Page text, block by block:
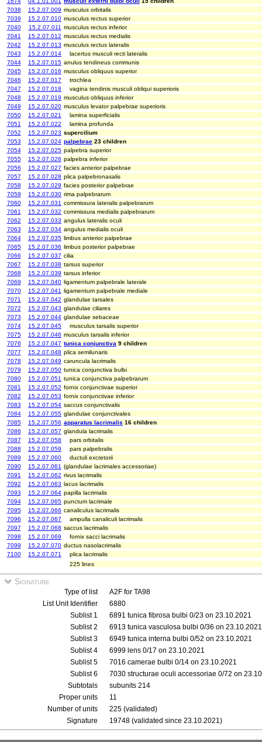
7038
15.2.07.009 musculus orbitalis
7039
15.2.07.010 musculus rectus superior
7040
15.2.07.011 musculus rectus inferior
7041
15.2.07.012 musculus rectus medialis
7042
15.2.07.013 musculus rectus lateralis
7043
15.2.07.014
lacertus musculi recti lateralis
7044
15.2.07.015 anulus tendineus communis
7045
15.2.07.016 musculus obliquus superior
7046
15.2.07.017
trochlea
7047
15.2.07.018
vagina tendinis musculi obliqui superioris
7048
15.2.07.019 musculus obliquus inferior
7049
15.2.07.020 musculus levator palpebrae superioris
7050
15.2.07.021
lamina superficialis
7051
15.2.07.022
lamina profunda
7052
15.2.07.023 supercilium
7053
15.2.07.024 palpebrae 23 children
7054
15.2.07.025 palpebra superior
7055
15.2.07.026 palpebra inferior
7056
15.2.07.027 facies anterior palpebrae
7057
15.2.07.028 plica palpebronasalis
7058
15.2.07.029 facies posterior palpebrae
7059
15.2.07.030 rima palpebrarum
7060
15.2.07.031 commissura lateralis palpebrarum
7061
15.2.07.032 commissura medialis palpebrarum
7062
15.2.07.033 angulus lateralis oculi
7063
15.2.07.034 angulus medialis oculi
7064
15.2.07.035 limbus anterior palpebrae
7065
15.2.07.036 limbus posterior palpebrae
7066
15.2.07.037 cilia
7067
15.2.07.038 tarsus superior
7068
15.2.07.039 tarsus inferior
7069
15.2.07.040 ligamentum palpebrale laterale
7070
15.2.07.041 ligamentum palpebrale mediale
7071
15.2.07.042 glandulae tarsales
7072
15.2.07.043 glandulae ciliares
7073
15.2.07.044 glandulae sebaceae
7074
15.2.07.045
musculus tarsalis superior
7075
15.2.07.046 musculus tarsalis inferior
7076
15.2.07.047 tunica conjunctiva 9 children
7077
15.2.07.048 plica semilunaris
7078
15.2.07.049 caruncula lacrimalis
7079
15.2.07.050 tunica conjunctiva bulbi
7080
15.2.07.051 tunica conjunctiva palpebrarum
7081
15.2.07.052 fornix conjunctivae superior
7082
15.2.07.053 fornix conjunctivae inferior
7083
15.2.07.054 saccus conjunctivalis
7084
15.2.07.055 glandulae conjunctivales
7085
15.2.07.056 apparatus lacrimalis 16 children
7086
15.2.07.057 glandula lacrimalis
7087
15.2.07.058
pars orbitalis
7088
15.2.07.059
pars palpebralis
7089
15.2.07.060
ductuli excretorii
7090
15.2.07.061 (glandulae lacrimales accessoriae)
7091
15.2.07.062 rivus lacrimalis
7092
15.2.07.063 lacus lacrimalis
7093
15.2.07.064 papilla lacrimalis
7094
15.2.07.065 punctum lacrimale
7095
15.2.07.066 canaliculus lacrimalis
7096
15.2.07.067
ampulla canaliculi lacrimalis
7097
15.2.07.068 saccus lacrimalis
7098
15.2.07.069
fornix sacci lacrimalis
7099
15.2.07.070 ductus nasolacrimalis
7100
15.2.07.071
plica lacrimalis
225 lines
Signature
Type of list
A2F for TA98
List Unit Identifier
6880
Sublist 1
6891 tunica fibrosa bulbi 0/23 on 23.10.2021
Sublist 2
6913 tunica vasculosa bulbi 0/36 on 23.10.2021
Sublist 3
6949 tunica interna bulbi 0/52 on 23.10.2021
Sublist 4
6999 lens 0/17 on 23.10.2021
Sublist 5
7016 camerae bulbi 0/14 on 23.10.2021
Sublist 6
7030 structurae oculi accessoriae 0/72 on
Subtotals
subunits 214
Proper units
11
Number of units
225 (validated)
Signature
19748 (validated since 23.10.2021)